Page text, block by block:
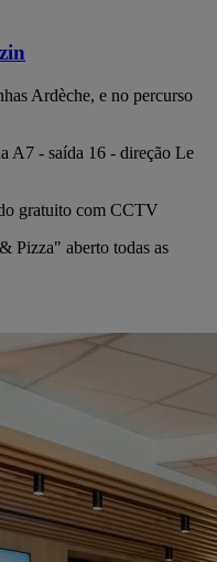
Ardèche, e no percurso
A7 - saída 16 - direção Le
gratuito com CCTV
Pizza" aberto todas as